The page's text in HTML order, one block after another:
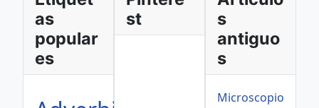
as
popular
es
st
s
antiguo
s
Microscopio